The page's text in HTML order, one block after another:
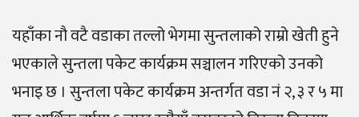
यहाँका नौ वटै वडाका तल्लो भेगमा सुन्तलाको राम्रो खेती हुने
भएकाले सुन्तला पकेट कार्यक्रम सञ्चालन गरिएको उनको
भनाइ छ । सुन्तला पकेट कार्यक्रम अन्तर्गत वडा नं २, ३ र ५ मा